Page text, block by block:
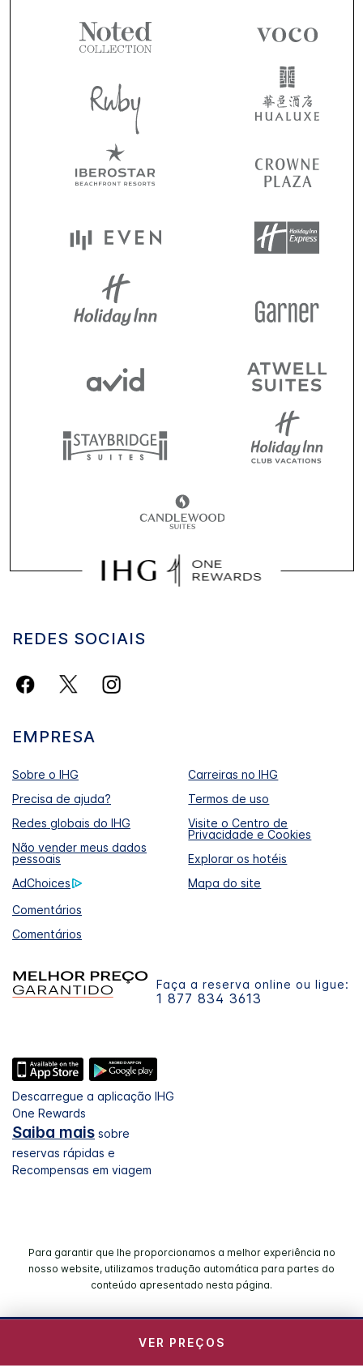
VER PREÇOS
REDES SOCIAIS
EMPRESA
Sobre o IHG
Carreiras no IHG
Precisa de ajuda?
Termos de uso
Redes globais do IHG
Visite o Centro de
Privacidade e Cookies
Não vender meus dados
pessoais
Explorar os hotéis
AdChoices
Mapa do site
Comentários
Comentários
Faça a reserva online ou ligue:
1 877 834 3613
Descarregue a aplicação IHG
One Rewards
Saiba mais sobre
reservas rápidas e
Recompensas em viagem
Para garantir que lhe proporcionamos a melhor experiência no
nosso website, utilizamos tradução automática para partes do
conteúdo apresentado nesta página.
© 2026 IHG. Todos os direitos reservados. A maioria dos